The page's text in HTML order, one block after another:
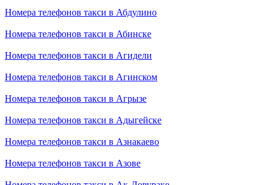
Номера телефонов такси в Абдулино
Номера телефонов такси в Абинске
Номера телефонов такси в Агидели
Номера телефонов такси в Агинском
Номера телефонов такси в Агрызе
Номера телефонов такси в Адыгейске
Номера телефонов такси в Азнакаево
Номера телефонов такси в Азове